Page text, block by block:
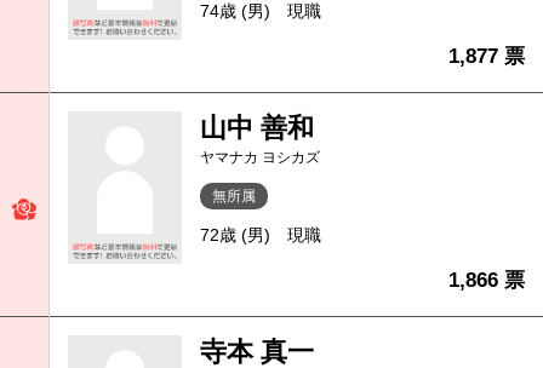
74歳 (男) 現職
1,877 票
山中 善和
ヤマナカ ヨシカズ
無所属
72歳 (男) 現職
1,866 票
寺本 真一